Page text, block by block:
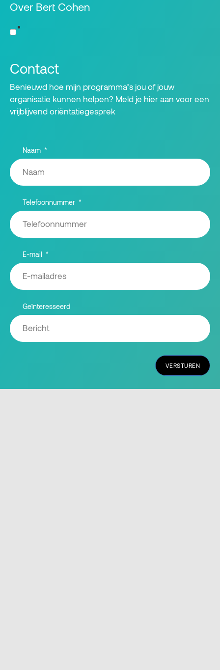
Over Bert Cohen
Contact
Benieuwd hoe mijn programma’s jou of jouw
organisatie kunnen helpen? Meld je hier aan voor een
vrijblijvend oriëntatiegesprek
Naam
Telefoonnummer
E-mail
Geïnteresseerd
VERSTUREN